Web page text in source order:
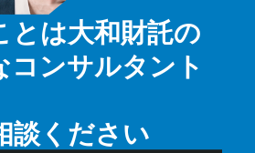
とは大和財託の
コンサルタント
談ください